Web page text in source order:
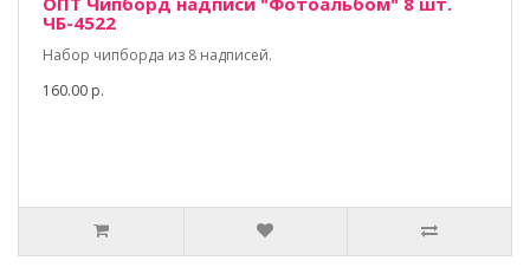
ЧБ-4522
Набор чипборда из 8 надписей.
160.00 р.